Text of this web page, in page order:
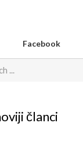
Facebook
članci